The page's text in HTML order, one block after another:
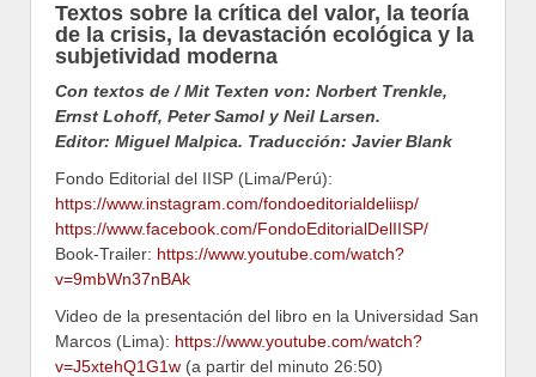
Textos sobre la crítica del valor, la teoría
de la crisis, la devastación ecológica y la
subjetividad moderna
Con textos de / Mit Texten von: Norbert Trenkle,
Ernst Lohoff, Peter Samol y Neil Larsen.
Editor: Miguel Malpica. Traducción: Javier Blank
Fondo Editorial del IISP (Lima/Perú):
https://www.instagram.com/fondoeditorialdeliisp/
https://www.facebook.com/FondoEditorialDelIISP/
Book-Trailer: https://www.youtube.com/watch?
v=9mbWn37nBAk
Video de la presentación del libro en la Universidad San
Marcos (Lima): https://www.youtube.com/watch?
v=J5xtehQ1G1w (a partir del minuto 26:50)